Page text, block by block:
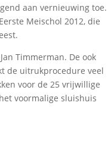
aan vernieuwing toe.
Meischol 2012, die
Timmerman. De ook
de uitrukprocedure veel
voor de 25 vrijwillige
voormalige sluishuis